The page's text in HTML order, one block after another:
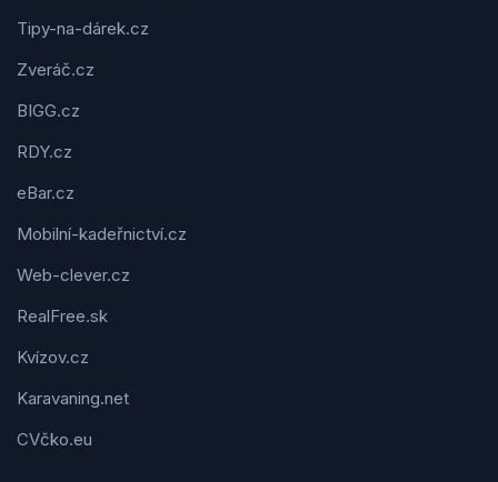
Tipy-na-dárek.cz
Zveráč.cz
BIGG.cz
RDY.cz
eBar.cz
Mobilní-kadeřnictví.cz
Web-clever.cz
RealFree.sk
Kvízov.cz
Karavaning.net
CVčko.eu